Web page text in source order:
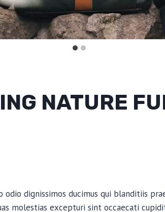
NATURE
odio dignissimos ducimus qui blanditiis
molestias excepturi sint occaecati